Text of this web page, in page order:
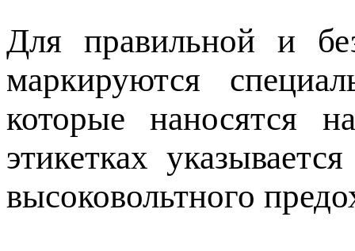
Для правильной и
маркируются
которые наносятся
этикетках
высоковольтного